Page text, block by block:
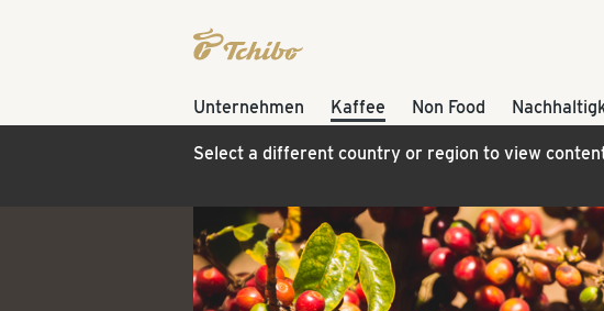
Unternehmen Kaffee Non Food
Select a different country or region to view